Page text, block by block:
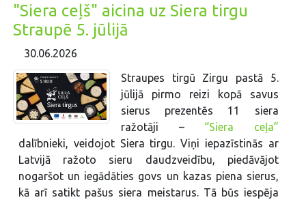
"Siera ceļš" aicina uz Siera tirgu
Straupē 5. jūlijā
30.06.2026
Straupes tirgū Zirgu pastā 5.
jūlijā pirmo reizi kopā savus
sierus prezentēs 11 siera
ražotāji – “Siera ceļa”
dalībnieki, veidojot Siera tirgu. Viņi iepazīstinās ar
Latvijā ražoto sieru daudzveidību, piedāvājot
nogaršot un iegādāties govs un kazas piena sierus,
kā arī satikt pašus siera meistarus. Tā būs iespēja